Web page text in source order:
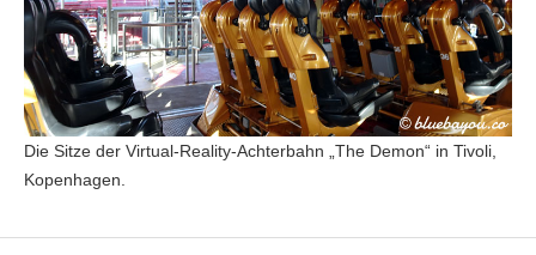
Die Sitze der Virtual-Reality-Achterbahn „The Demon“ in Tivoli,
Kopenhagen.